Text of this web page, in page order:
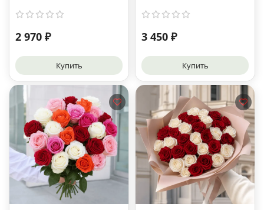
2 970 ₽
Купить
3 450 ₽
Купить